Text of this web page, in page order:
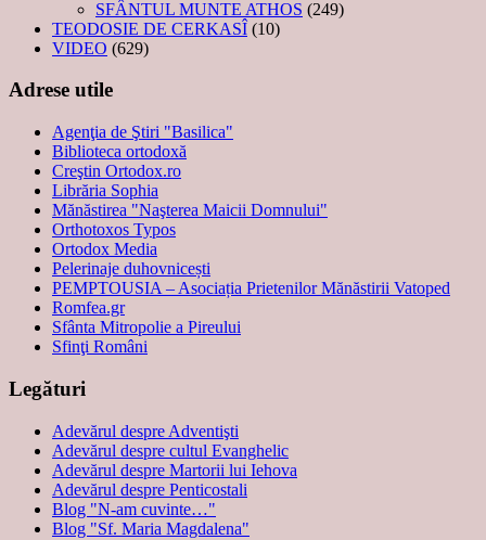
SFÂNTUL MUNTE ATHOS (249)
TEODOSIE DE CERKASÎ (10)
VIDEO (629)
Adrese utile
Agenţia de Ştiri "Basilica"
Biblioteca ortodoxă
Creştin Ortodox.ro
Librăria Sophia
Mănăstirea "Naşterea Maicii Domnului"
Orthotoxos Typos
Ortodox Media
Pelerinaje duhovnicești
PEMPTOUSIA – Asociația Prietenilor Mănăstirii Vatoped
Romfea.gr
Sfânta Mitropolie a Pireului
Sfinţi Români
Legături
Adevărul despre Adventişti
Adevărul despre cultul Evanghelic
Adevărul despre Martorii lui Iehova
Adevărul despre Penticostali
Blog "N-am cuvinte…"
Blog "Sf. Maria Magdalena"